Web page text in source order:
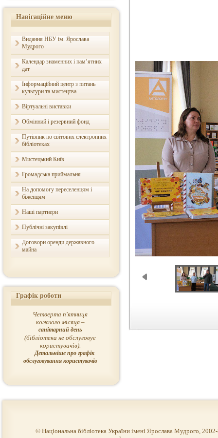
Навігаційне меню
Видання НБУ ім. Ярослава
Мудрого
Календар знаменних і пам’ятних
дат
Інформаційний центр з питань
культури та мистецтва
Віртуальні виставки
Обмінний і резервний фонд
Путівник по світових електронних
бібліотеках
Мистецький Київ
Громадська приймальня
На допомогу переселенцям і
біженцям
Наші партнери
Публічні закупівлі
Договори оренди державного
майна
Графік роботи
Четверта п'ятниця
кожного місяця –
санітарний день
(бібліотека не обслуговує
користувачів).
Детальніше про графік
обслуговування користувачів
© Національна бібліотека України імені Ярослава Мудрого,